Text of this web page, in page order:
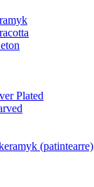
Plated
(patintearre)